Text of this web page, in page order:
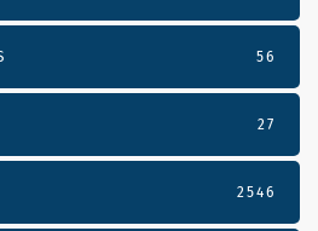
56
27
2546